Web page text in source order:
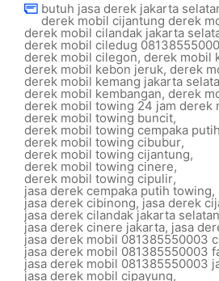
butuh jasa derek jakarta
derek mobil cijantung derek
derek mobil cilandak jakarta
derek mobil ciledug
derek mobil cilegon, derek mobil
derek mobil kebon jeruk, derek
derek mobil kemang jakarta
derek mobil kembangan, derek
derek mobil towing 24 jam derek
derek mobil towing buncit,
derek mobil towing cempaka putih
derek mobil towing cibubur,
derek mobil towing cijantung,
derek mobil towing cinere,
derek mobil towing cipulir,
jasa derek cempaka putih towing,
jasa derek cibinong,jasa derek
jasa derek cilandak jakarta selatan
jasa derek cinere jakarta, jasa
jasa derek mobil 081385550003
jasa derek mobil 081385550003
jasa derek mobil 081385550003
jasa derek mobil cipayung,